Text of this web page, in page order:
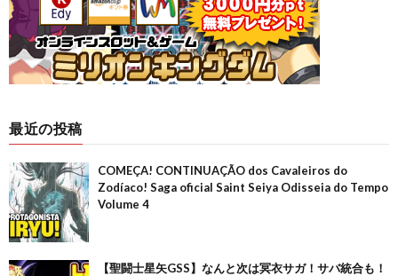
最近の投稿
COMEÇA! CONTINUAÇÃO dos Cavaleiros do
Zodíaco! Saga oficial Saint Seiya Odisseia do Tempo
Volume 4
【聖闘士星矢GSS】なんと次は冥衣サガ！サバ統合も！